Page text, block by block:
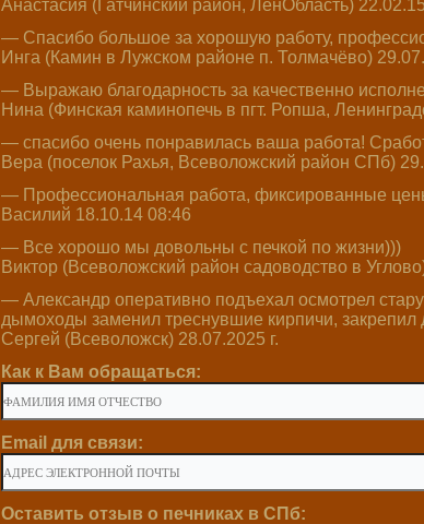
Анастасия (Гатчинский район, ЛенОбласть)
— Спасибо большое за хорошую работу,
Инга (Камин в Лужском районе п. Толмачёво)
— Выражаю благодарность за качественно
Нина (Финская каминопечь в пгт. Ропша,
— спасибо очень понравилась ваша работа!
Вера (поселок Рахья, Всеволожский район СПб)
— Профессиональная работа, фиксированные
Василий 18.10.14 08:46
— Все хорошо мы довольны с печкой по жизни)))
Виктор (Всеволожский район садоводство в
— Александр оперативно подъехал осмотрел
дымоходы заменил треснувшие кирпичи,
Сергей (Всеволожск) 28.07.2025 г.
Как к Вам обращаться:
Email для связи:
Оставить отзыв о печниках в СПб: